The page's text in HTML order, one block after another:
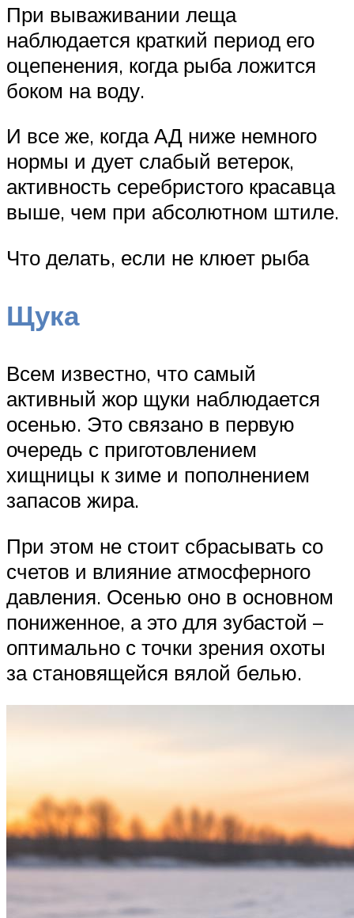
При вываживании леща
наблюдается краткий период его
оцепенения, когда рыба ложится
боком на воду.
И все же, когда АД ниже немного
нормы и дует слабый ветерок,
активность серебристого красавца
выше, чем при абсолютном штиле.
Что делать, если не клюет рыба
Щука
Всем известно, что самый
активный жор щуки наблюдается
осенью. Это связано в первую
очередь с приготовлением
хищницы к зиме и пополнением
запасов жира.
При этом не стоит сбрасывать со
счетов и влияние атмосферного
давления. Осенью оно в основном
пониженное, а это для зубастой –
оптимально с точки зрения охоты
за становящейся вялой белью.